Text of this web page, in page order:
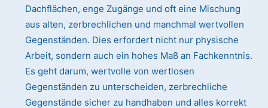
Dachflächen, enge Zugänge und oft eine Mischung
aus alten, zerbrechlichen und manchmal wertvollen
Gegenständen. Dies erfordert nicht nur physische
Arbeit, sondern auch ein hohes Maß an Fachkenntnis.
Es geht darum, wertvolle von wertlosen
Gegenständen zu unterscheiden, zerbrechliche
Gegenstände sicher zu handhaben und alles korrekt